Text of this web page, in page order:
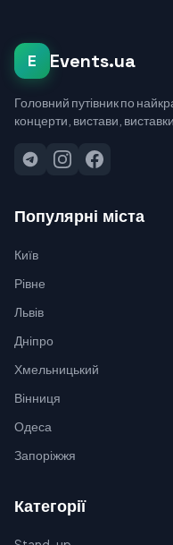
E Events.ua
Головний путівник по
концерти, вистави, виставки
Популярні міста
Київ
Рівне
Львів
Дніпро
Хмельницький
Вінниця
Одеса
Запоріжжя
Категорії